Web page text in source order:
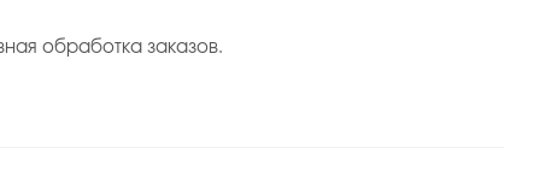
обработка заказов.